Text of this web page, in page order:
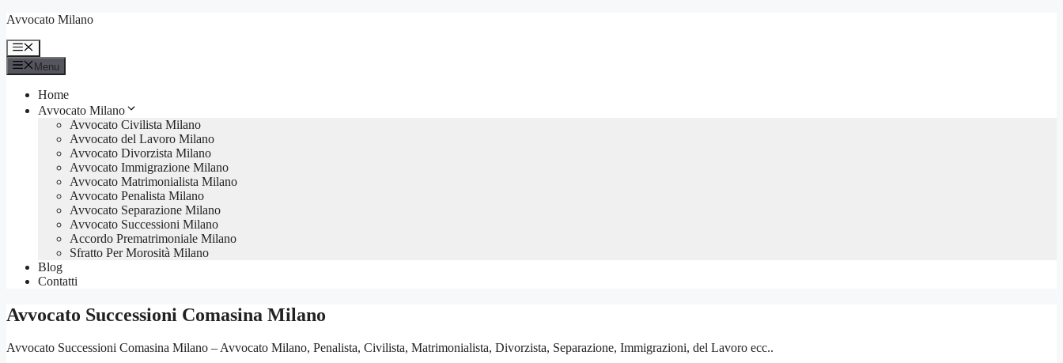
Vai
contenuto
Avvocato Milano
Menu
Menu
Home
Avvocato Milano
Avvocato Civilista Milano
Avvocato del Lavoro Milano
Avvocato Divorzista Milano
Avvocato Immigrazione Milano
Avvocato Matrimonialista Milano
Avvocato Penalista Milano
Avvocato Separazione Milano
Avvocato Successioni Milano
Accordo Prematrimoniale Milano
Sfratto Per Morosità Milano
Blog
Contatti
Avvocato Successioni Comasina Milano
Avvocato Successioni Comasina Milano – Avvocato Milano, Penalista, Civilista, Matrimonialista, Divorzista, Separazione, Immigrazioni, del Lavoro ecc..